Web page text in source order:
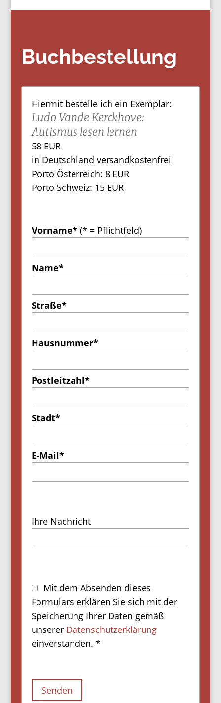
Buchbestellung
Hiermit bestelle ich ein Exemplar:
Ludo Vande Kerckhove:
Autismus lesen lernen
58 EUR
in Deutschland versandkostenfrei
Porto Österreich: 8 EUR
Porto Schweiz: 15 EUR
Vorname*(* = Pflichtfeld)
Name*
Straße*
Hausnummer*
Postleitzahl*
Stadt*
E-Mail*
Ihre Nachricht
Mit dem Absenden dieses
Formulars erklären Sie sich mit der
Speicherung Ihrer Daten gemäß
unserer Datenschutzerklärung
einverstanden. *
Senden